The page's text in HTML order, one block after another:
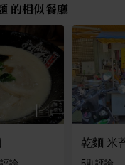
的相似餐廳
乾麵 米